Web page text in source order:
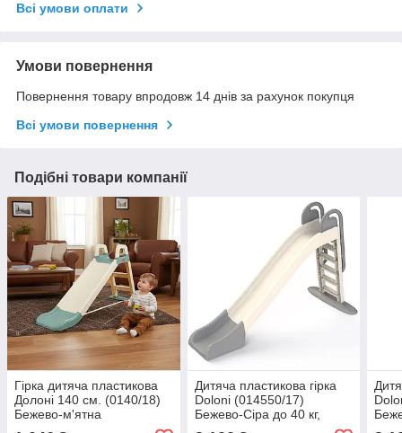
Всі умови оплати
Умови повернення
Повернення товару впродовж 14 днів за рахунок покупця
Всі умови повернення
Подібні товари компанії
Гірка дитяча пластикова
Долоні 140 см. (0140/18)
Бежево-м'ятна
Дитяча пластикова гірка
Doloni (014550/17)
Бежево-Сіра до 40 кг,